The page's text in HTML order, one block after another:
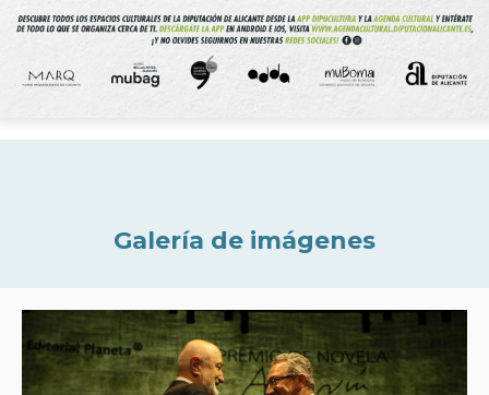
Galería de imágenes